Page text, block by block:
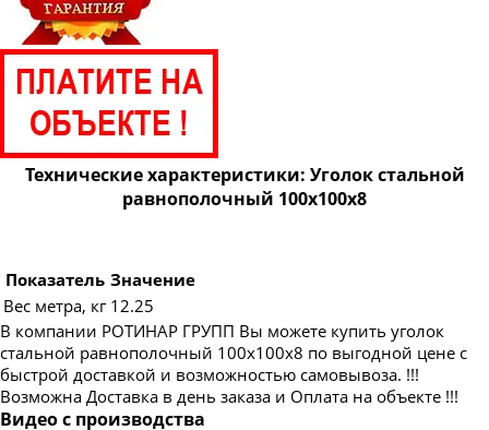
Технические характеристики: Уголок стальной
равнополочный 100х100х8
Показатель Значение
Вес метра, кг 12.25
В компании РОТИНАР ГРУПП Вы можете купить уголок
стальной равнополочный 100х100х8 по выгодной цене с
быстрой доставкой и возможностью самовывоза. !!!
Возможна Доставка в день заказа и Оплата на объекте !!!
Видео с производства